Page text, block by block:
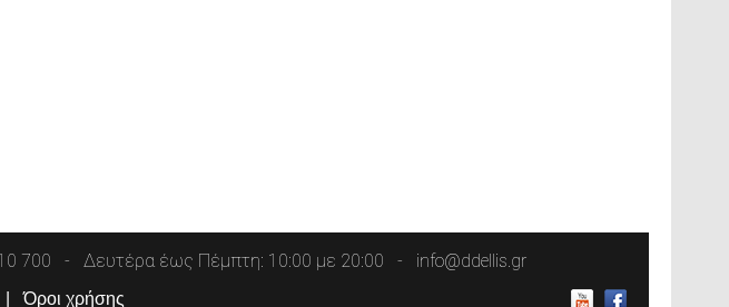
700 Δευτέρα έως Πέμπτη: 10:00 με 20:00 info@ddellis.gr
Όροι χρήσης